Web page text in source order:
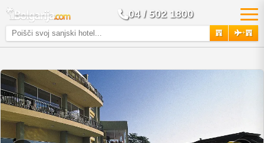
04 / 502 1800
+